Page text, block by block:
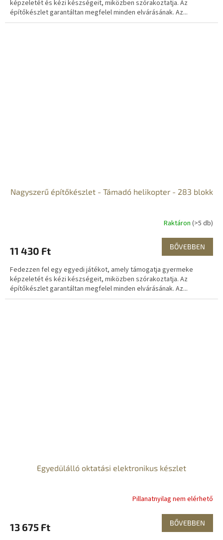
képzeletét és kézi készségeit, miközben szórakoztatja. Az
építőkészlet garantáltan megfelel minden elvárásának. Az...
Nagyszerű építőkészlet - Támadó helikopter - 283 blokk
Raktáron (>5 db)
11 430 Ft BŐVEBBEN
Fedezzen fel egy egyedi játékot, amely támogatja gyermeke
képzeletét és kézi készségeit, miközben szórakoztatja. Az
építőkészlet garantáltan megfelel minden elvárásának. Az...
Egyedülálló oktatási elektronikus készlet
Pillanatnyilag nem elérhető
13 675 Ft BŐVEBBEN